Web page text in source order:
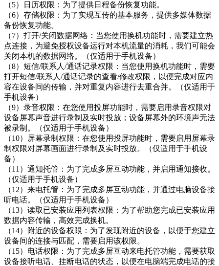
（5）日历权限：为了提供日程备份恢复功能。
（6）存储权限：为了实现互传的基本服务，提供多媒体数据
备份恢复功能。
（7）打开/关闭数据网络：当您使用换机功能时，需要建立热
点连接，为避免授权设备运行对本机流量的消耗，我们可能会
关闭本机的数据网络。（仅适用于手机设备）
（8）短信/联系人/通话记录权限：当您使用换机功能时，需要
打开短信/联系人/通话记录的查看/修改权限，以便完成对应内
容在设备间的传输，并对重复内容进行去重合并。（仅适用于
手机设备）
（9）录音权限：在您使用投屏功能时，需要启用录音权限对
设备屏幕声音进行录制及实时投放；设备屏幕外的环境声无法
被录制。（仅适用于手机设备）
（10）屏幕录制权限：在您使用投屏功能时，需要启用屏幕录
制权限对屏幕画面进行录制及实时投放。（仅适用于手机设
备）
（11）通知托管：为了完成多屏互动功能，并启用通知接收。
（仅适用于手机设备）
（12）来电托管：为了完成多屏互动功能，并通过电脑设备接
听电话。（仅适用于手机设备）
（13）读取已安装应用列表权限：为了帮助您完成已安装应用
数据内容传输，高效完成换机。
（14）附近的设备权限：为了发现附近的设备，以便于您建立
设备间的连接与匹配，需要启用该权限。
（15）电话权限：为了完成多屏互动来电托管功能，需要获取
设备接听电话、挂断电话的状态，以便在电脑端完成电话的接